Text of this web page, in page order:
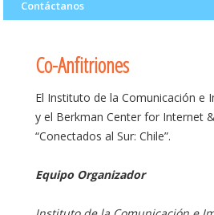
Contáctanos
Co-Anfitriones
El Instituto de la Comunicación e
y el Berkman Center for Internet
“Conectados al Sur: Chile”.
Equipo Organizador